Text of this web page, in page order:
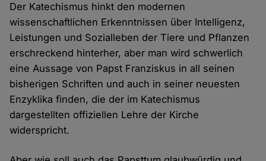
Der Katechismus hinkt den modernen
wissenschaftlichen Erkenntnissen über Intelligenz,
Leistungen und Sozialleben der Tiere und Pflanzen
erschreckend hinterher, aber man wird schwerlich
eine Aussage von Papst Franziskus in all seinen
bisherigen Schriften und auch in seiner neuesten
Enzyklika finden, die der im Katechismus
dargestellten offiziellen Lehre der Kirche
widerspricht.